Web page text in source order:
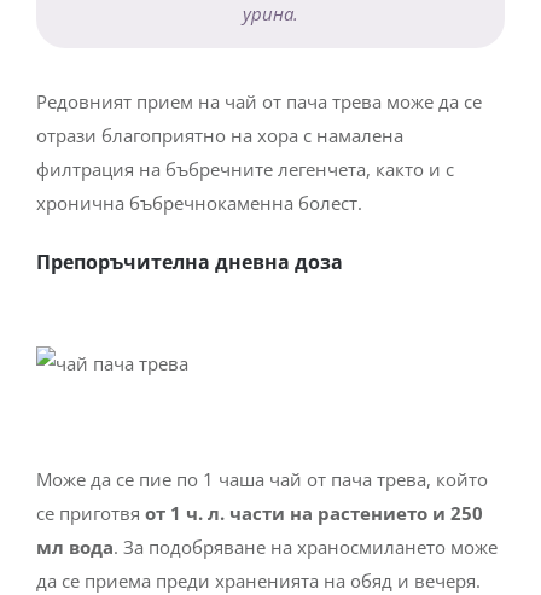
урина.
Редовният прием на чай от пача трева може да се
отрази благоприятно на хора с намалена
филтрация на бъбречните легенчета, както и с
хронична бъбречнокаменна болест.
Препоръчителна дневна доза
Може да се пие по 1 чаша чай от пача трева, който
се приготвя от 1 ч. л. части на растението и 250
мл вода. За подобряване на храносмилането може
да се приема преди храненията на обяд и вечеря.